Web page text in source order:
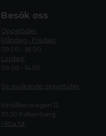
Besök oss
Öppettider
Måndag - Fredag:
09.00 - 18.00
Lördag:
09.00 - 14.00
Se avvikande öppettider
Vindåkersvägen 12,
311 50 Falkenberg
Hitta hit